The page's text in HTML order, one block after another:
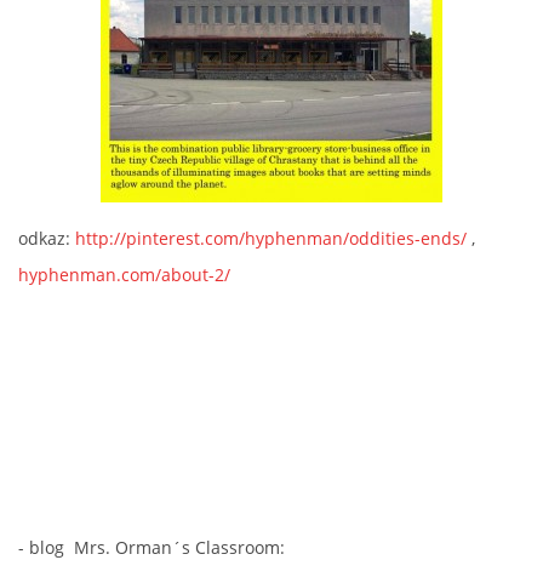
odkaz: http://pinterest.com/hyphenman/oddities-ends/ ,
hyphenman.com/about-2/
- blog Mrs. Orman´s Classroom: